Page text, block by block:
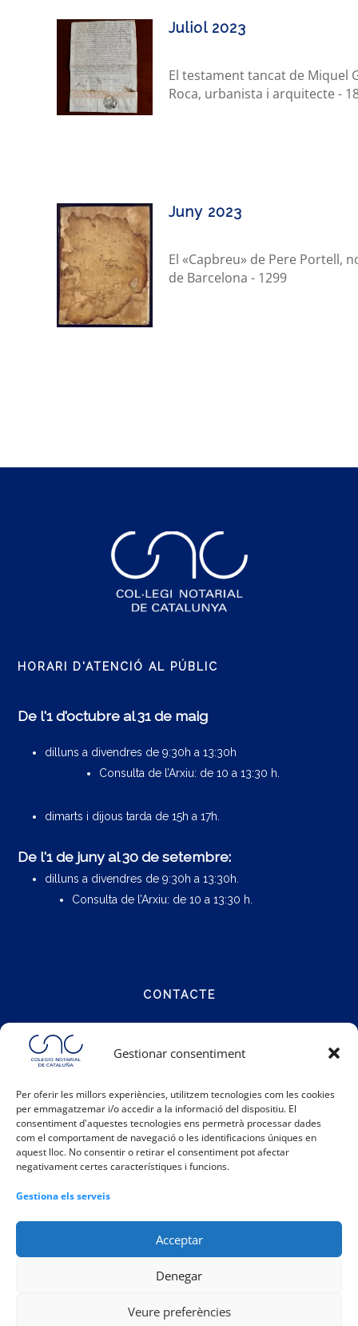
Gestionar consentiment
Per oferir les millors experiències, utilitzem tecnologies com les cookies
per emmagatzemar i/o accedir a la informació del dispositiu. El
consentiment d'aquestes tecnologies ens permetrà processar dades
com el comportament de navegació o les identificacions úniques en
aquest lloc. No consentir o retirar el consentiment pot afectar
negativament certes característiques i funcions.
Gestiona els serveis
Acceptar
Denegar
Veure preferències
Juliol 2023
El testament tancat de Miquel
Roca, urbanista i arquitecte -
Juny 2023
El «Capbreu» de Pere Portell,
de Barcelona - 1299
HORARI D'ATENCIÓ AL PÚBLIC
De l'1 d'octubre al 31 de maig
dilluns a divendres de 9:30h a 13:30h
Consulta de l’Arxiu: de 10 a 13:30 h.
dimarts i dijous tarda de 15h a 17h.
De l'1 de juny al 30 de setembre:
dilluns a divendres de 9:30h a 13:30h.
Consulta de l’Arxiu: de 10 a 13:30 h.
CONTACTE
Telèfon: 93 317 48 00
Email:info@catalunya.notariado.org
Registre d'activitats|Canal Intern d'Informació